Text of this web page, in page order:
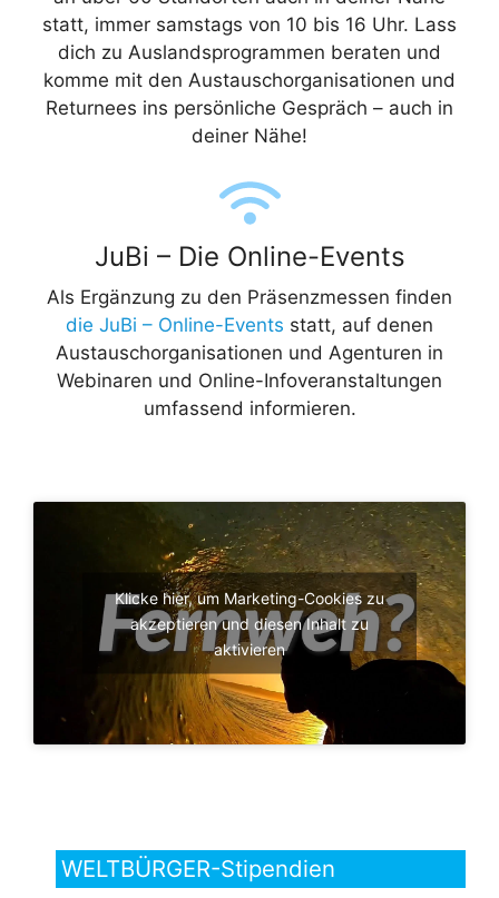
statt, immer samstags von 10 bis 16 Uhr. Lass
dich zu Auslandsprogrammen beraten und
komme mit den Austauschorganisationen und
Returnees ins persönliche Gespräch – auch in
deiner Nähe!
JuBi – Die Online-Events
Als Ergänzung zu den Präsenzmessen finden
die JuBi – Online-Events statt, auf denen
Austauschorganisationen und Agenturen in
Webinaren und Online-Infoveranstaltungen
umfassend informieren.
Klicke hier, um Marketing-Cookies zu
akzeptieren und diesen Inhalt zu
aktivieren
WELTBÜRGER-Stipendien